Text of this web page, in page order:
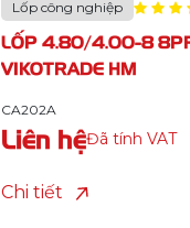
Lốp công nghiệp
LỐP 4.00-4 4PR
CA204A
Liên hệĐã tính VAT
Chi tiết